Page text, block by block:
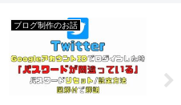
ブログ制作のお話